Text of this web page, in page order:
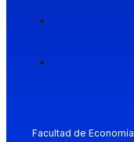
Facultad de